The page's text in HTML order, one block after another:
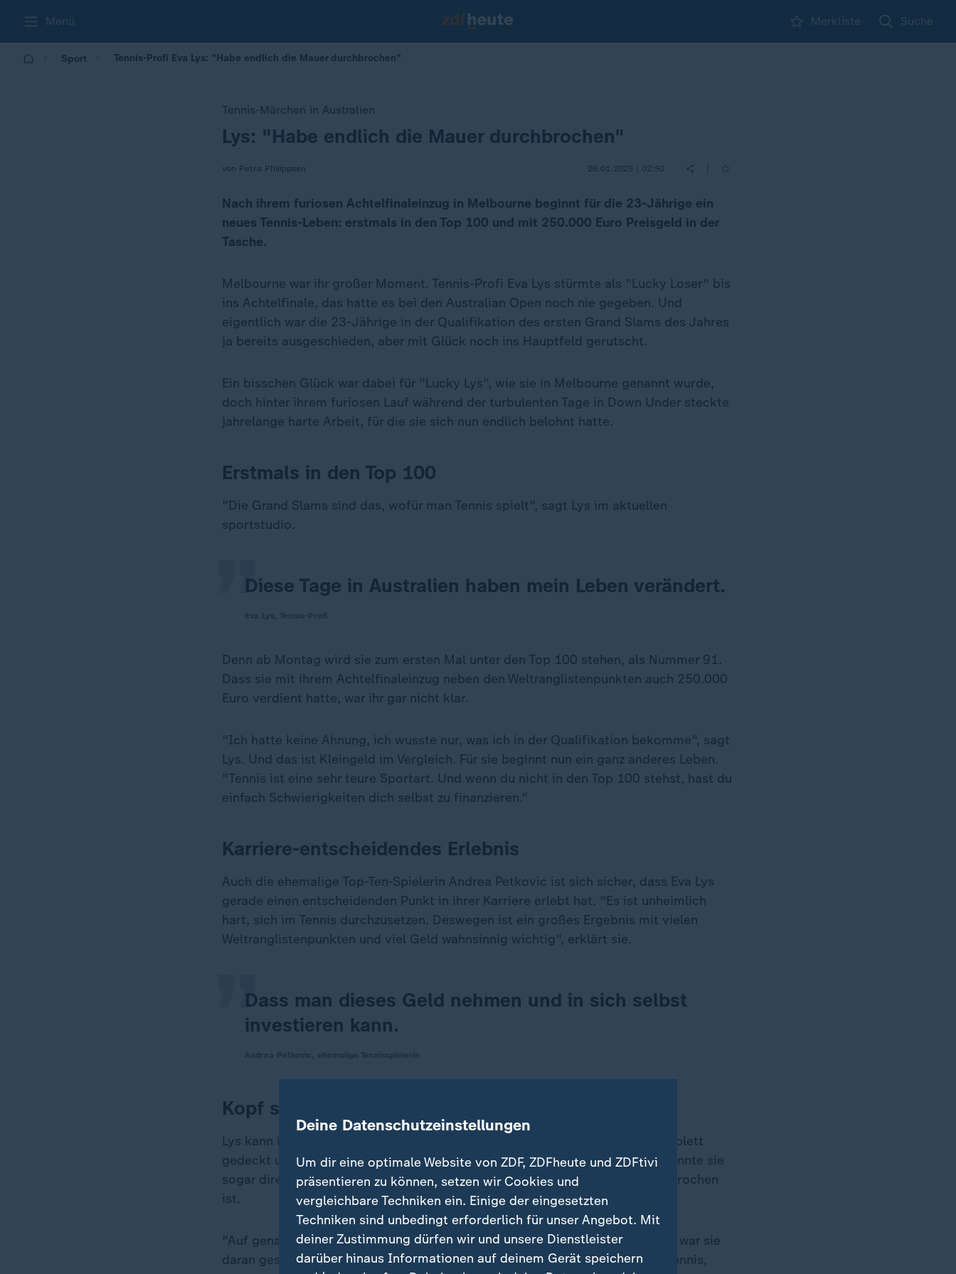
Menü Merkliste Suche
Sport Tennis-Profi Eva Lys: "Habe endlich die Mauer durchbrochen"
Tennis-Märchen in Australien
:Lys: "Habe endlich die Mauer durchbrochen"
von Petra Philippsen 26.01.2025 | 02:50
Nach ihrem furiosen Achtelfinaleinzug in Melbourne beginnt für die 23-Jährige ein
neues Tennis-Leben: erstmals in den Top 100 und mit 250.000 Euro Preisgeld in der
Tasche.
Melbourne war ihr großer Moment. Tennis-Profi Eva Lys stürmte als "Lucky Loser" bis
ins Achtelfinale, das hatte es bei den Australian Open noch nie gegeben. Und
eigentlich war die 23-Jährige in der Qualifikation des ersten Grand Slams des Jahres
ja bereits ausgeschieden, aber mit Glück noch ins Hauptfeld gerutscht.
Ein bisschen Glück war dabei für "Lucky Lys", wie sie in Melbourne genannt wurde,
doch hinter ihrem furiosen Lauf während der turbulenten Tage in Down Under steckte
jahrelange harte Arbeit, für die sie sich nun endlich belohnt hatte.
Erstmals in den Top 100
"Die Grand Slams sind das, wofür man Tennis spielt", sagt Lys im aktuellen
sportstudio.
Diese Tage in Australien haben mein Leben verändert.
„
Denn ab Montag wird sie zum ersten Mal unter den Top 100 stehen, als Nummer 91.
Dass sie mit ihrem Achtelfinaleinzug neben den Weltranglistenpunkten auch 250.000
Euro verdient hatte, war ihr gar nicht klar.
"Ich hatte keine Ahnung, ich wusste nur, was ich in der Qualifikation bekomme", sagt
Lys. Und das ist Kleingeld im Vergleich. Für sie beginnt nun ein ganz anderes Leben.
"Tennis ist eine sehr teure Sportart. Und wenn du nicht in den Top 100 stehst, hast du
einfach Schwierigkeiten dich selbst zu finanzieren."
Karriere-entscheidendes Erlebnis
Auch die ehemalige Top-Ten-Spielerin Andrea Petkovic ist sich sicher, dass Eva Lys
gerade einen entscheidenden Punkt in ihrer Karriere erlebt hat. "Es ist unheimlich
hart, sich im Tennis durchzusetzen. Deswegen ist ein großes Ergebnis mit vielen
Weltranglistenpunkten und viel Geld wahnsinnig wichtig", erklärt sie.
Dass man dieses Geld nehmen und in sich selbst
investieren kann.
„
Kopf stand Lys bisher im Wege
Lys kann ihr Tennis-Jahr jetzt ganz anders durchplanen, die Kosten sind komplett
gedeckt und der finanzielle Druck ist raus. Bei den nächsten Grand Slams könnte sie
sogar direkt im Hauptfeld stehen. Nur, weil die Top-100-Schallmauer durchbrochen
ist.
"Auf genau diesen Moment habe ich hingearbeitet", erzählt Lys. Doch bisher war sie
daran gescheitert, weil ihr der Kopf im Wege stand. Sie spielt intelligentes Tennis,
Deine Datenschutzeinstellungen
Um dir eine optimale Website von ZDF, ZDFheute und ZDFtivi
präsentieren zu können, setzen wir Cookies und
vergleichbare Techniken ein. Einige der eingesetzten
Techniken sind unbedingt erforderlich für unser Angebot. Mit
deiner Zustimmung dürfen wir und unsere Dienstleister
darüber hinaus Informationen auf deinem Gerät speichern